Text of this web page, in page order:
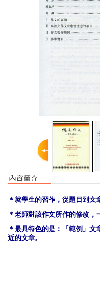
＊就學生的習作，從題目到
＊老師對該作文所作的修改
＊最具特色的是：「範例」
近的文章。